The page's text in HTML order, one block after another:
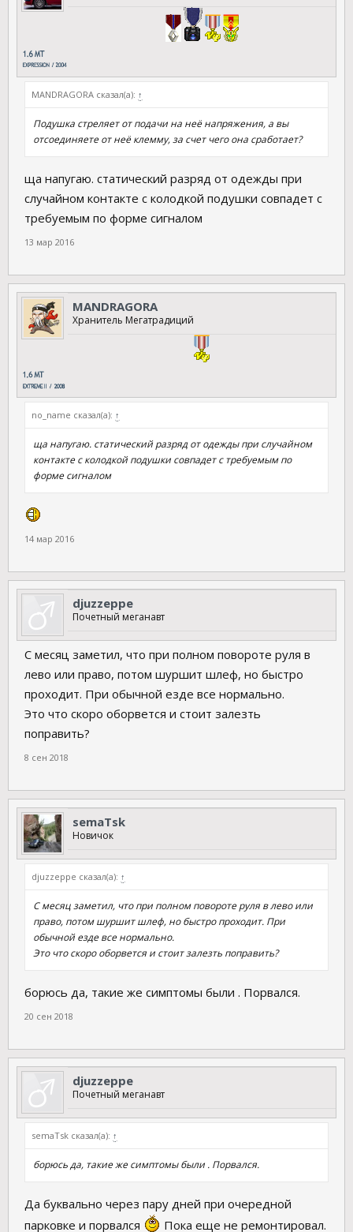
MANDRAGORA сказал(а): ↑
Подушка стреляет от подачи на неё напряжения, а вы
отсоединяете от неё клемму, за счет чего она сработает?
ща напугаю. статический разряд от одежды при
случайном контакте с колодкой подушки совпадет с
требуемым по форме сигналом
13 мар 2016
MANDRAGORA
Хранитель Мегатрадиций
no_name сказал(а): ↑
ща напугаю. статический разряд от одежды при случайном
контакте с колодкой подушки совпадет с требуемым по
форме сигналом
14 мар 2016
djuzzeppe
Почетный меганавт
С месяц заметил, что при полном повороте руля в
лево или право, потом шуршит шлеф, но быстро
проходит. При обычной езде все нормально.
Это что скоро оборвется и стоит залезть
поправить?
8 сен 2018
semaTsk
Новичок
djuzzeppe сказал(а): ↑
С месяц заметил, что при полном повороте руля в лево или
право, потом шуршит шлеф, но быстро проходит. При
обычной езде все нормально.
Это что скоро оборвется и стоит залезть поправить?
борюсь да, такие же симптомы были . Порвался.
20 сен 2018
djuzzeppe
Почетный меганавт
semaTsk сказал(а): ↑
борюсь да, такие же симптомы были . Порвался.
Да буквально через пару дней при очередной
парковке и порвался
Пока еще не ремонтировал.